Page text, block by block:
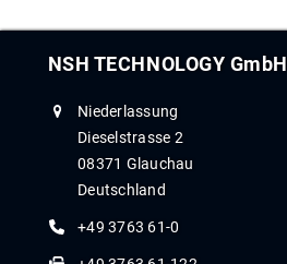
NSH TECHNOLOGY GmbH
Niederlassung
Dieselstrasse 2
08371 Glauchau
Deutschland
+49 3763 61-0